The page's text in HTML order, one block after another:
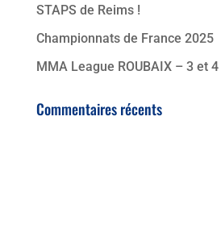
STAPS de Reims !
Championnats de France 2025
MMA League ROUBAIX – 3 et
Commentaires récents